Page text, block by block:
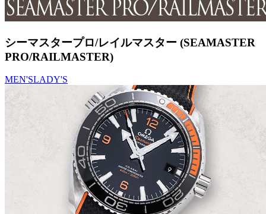
シーマスタープロ/レイルマスター (SEAMASTER
PRO/RAILMASTER)
MEN'SLADY'S